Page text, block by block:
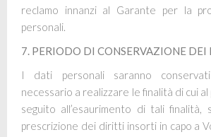
reclamo innanzi al Garante per la
personali.
7. PERIODO DI CONSERVAZIONE DEI
I dati personali saranno
necessario a realizzare le finalità di cui
seguito all’esaurimento di tali
prescrizione dei diritti insorti in capo a